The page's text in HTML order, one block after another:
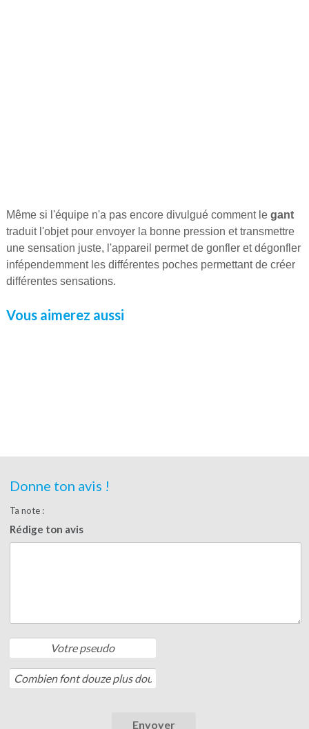
Même si l'équipe n'a pas encore divulgué comment le gant
traduit l'objet pour envoyer la bonne pression et transmettre
une sensation juste, l'appareil permet de gonfler et dégonfler
infépendemment les différentes poches permettant de créer
différentes sensations.
Vous aimerez aussi
Donne ton avis !
Ta note :
Rédige ton avis